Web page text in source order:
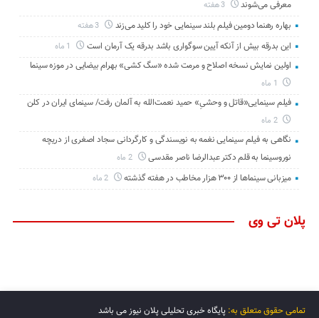
معرفی می‌شوند
3 هفته
بهاره رهنما دومین فیلم بلند سینمایی خود را کلید می‌زند
این بدرقه بیش از آنکه آیین سوگواری باشد بدرقه یک آرمان است
اولین نمایش نسخه اصلاح و مرمت شده «سگ کشی» بهرام بیضایی در موزه سینما
فیلم سینمایی«قاتل و وحشیِ» حمید نعمت‌الله به آلمان رفت/ سینمای ایران در کلن
2 ماه
نگاهی به فیلم سینمایی نغمه به نویسندگی و کارگردانی سجاد اصغری از دریچه
نوروسینما به قلم دکتر عبدالرضا ناصر مقدسی
2 ماه
میزبانی سینماها از ۳۰۰ هزار مخاطب در هفته گذشته 2 ماه
پلان تی وی
تمامی حقوق متعلق به:پایگاه خبری تحلیلی پلان نیوز می باشد